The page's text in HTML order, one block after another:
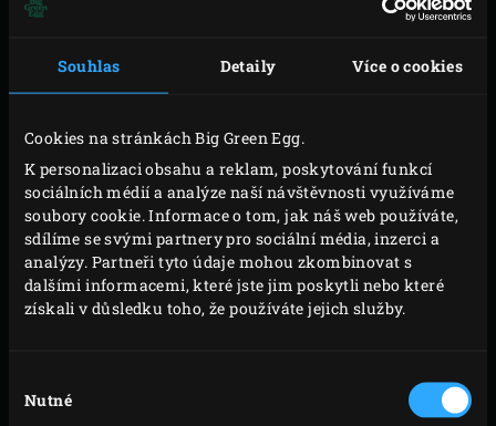
Souhlas Detaily Více o cookies
Cookies na stránkách Big Green Egg.
K personalizaci obsahu a reklam, poskytování funkcí
sociálních médií a analýze naší návštěvnosti využíváme
soubory cookie. Informace o tom, jak náš web používáte,
sdílíme se svými partnery pro sociální média, inzerci a
analýzy. Partneři tyto údaje mohou zkombinovat s
dalšími informacemi, které jste jim poskytli nebo které
získali v důsledku toho, že používáte jejich služby.
souhlasu
Nutné
Multifunkční V rošt (Ribs and Roasting Rack) je ideální
na pečení masa. Rošt ve tvaru písmena V je vhodný na
velké kusy masa nebo (plněné) drůbeže, které se musí
přípravu žebírek. S konstatním prouděním vzduchu
okolo roštu dosáhnete fantastických výsledků. Přímo